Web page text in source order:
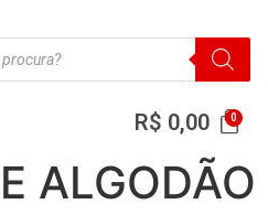
R$ 0,00
ALGODÃO